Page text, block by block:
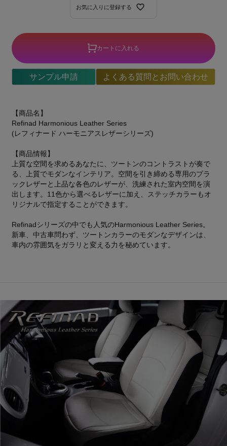
お気に入りに登録する
カートに入れる
サンプル申請 よくある質問とお問い合わせ
【商品名】
Refinad Harmonious Leather Series
(レフィナード ハーモニアスレザーシリーズ)
【商品情報】
上質な空間を求めるあなたに、ツートンのコントラストが奏で
る、上質でモダンなインテリア。空間を引き締める専用のブラ
ックレザーと上品な各色のレザーが、洗練された室内空間を演
出します。11色から選べるレザーに加え、ステッチカラーもオ
リジナルで指定することができます。
Refinadシリーズの中でも人気のHarmonious Leather Series。
新車、中古車問わず、ツートンカラーのモダンなデザインは、
車内の雰囲気をガラリと変える力を秘めています。